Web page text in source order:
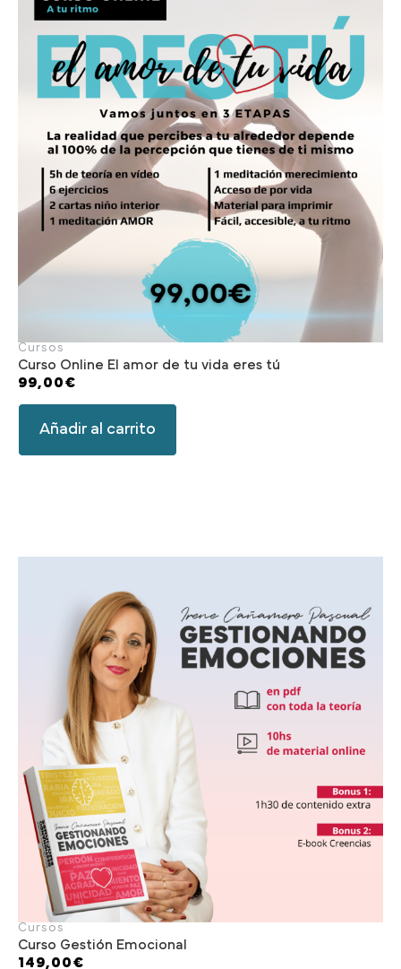
Cursos
Curso Online El amor de tu vida eres tú
99,00€
Añadir al carrito
Cursos
Curso Gestión Emocional
149,00€